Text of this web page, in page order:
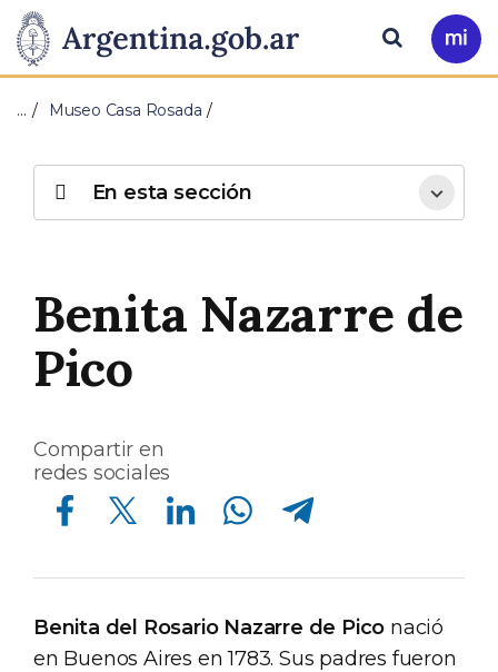
Presidencia
de
Nación
Pasar al contenido principal
Ir
a
Buscar
… Museo Casa Rosada
Benita Nazarre de
Pico
Compartir en
redes sociales
Compartir en Facebook Compartir en Twitter Compartir en Linkedin Compartir en Whatsapp Compartir en Telegram
Benita del Rosario Nazarre de Pico nació
en Buenos Aires en 1783. Sus padres fueron
En esta sección